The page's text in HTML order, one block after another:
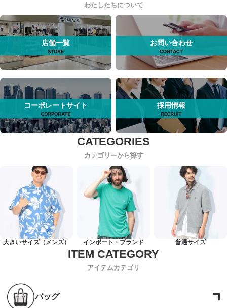
わたしたちについて
店舗一覧 お問い合わせ
コーポレートサイト 採用情報
カテゴリーから探す
大きいサイズ（メンズ） インポート・ブランド 普通サイズ
アイテムカテゴリ
バッグ